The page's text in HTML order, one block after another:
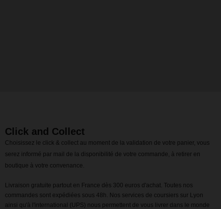
Click and Collect
Choisissez le click & collect au moment de la validation de votre panier, vous
serez informé par mail de la disponibilité de votre commande, à retirer en
boutique à votre convenance.
Livraison gratuite partout en France dès 300 euros d'achat. Toutes nos
commandes sont expédiées sous 48h. Nos services de coursiers sur Lyon
ainsi qu'à l'international (UPS) nous permettent de vous livrer dans le monde